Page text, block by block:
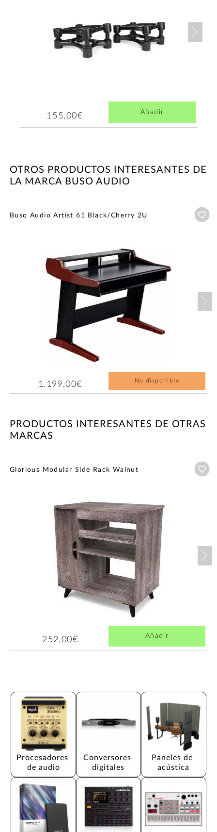
155,00€ Añadir
OTROS PRODUCTOS INTERESANTES DE
LA MARCA BUSO AUDIO
Buso Audio Artist 61 Black/Cherry 2U
1.199,00€ No disponible
PRODUCTOS INTERESANTES DE OTRAS
MARCAS
Glorious Modular Side Rack Walnut
252,00€ Añadir
Procesadores
de audio
Conversores
digitales
Paneles de
acústica